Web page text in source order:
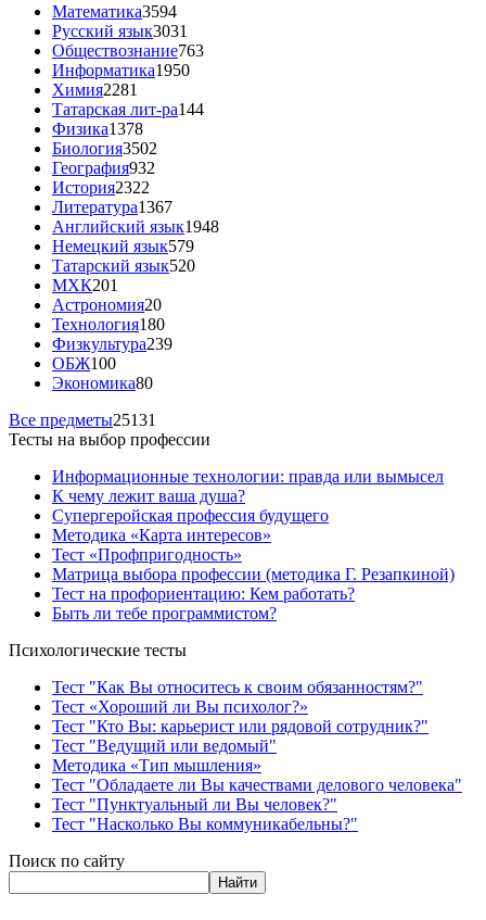
Математика3594
Русский язык3031
Обществознание763
Информатика1950
Химия2281
Татарская лит-ра144
Физика1378
Биология3502
География932
История2322
Литература1367
Английский язык1948
Немецкий язык579
Татарский язык520
МХК201
Астрономия20
Технология180
Физкультура239
ОБЖ100
Экономика80
Все предметы25131
Тесты на выбор профессии
Информационные технологии: правда или вымысел
К чему лежит ваша душа?
Супергеройская профессия будущего
Методика «Карта интересов»
Тест «Профпригодность»
Матрица выбора профессии (методика Г. Резапкиной)
Тест на профориентацию: Кем работать?
Быть ли тебе программистом?
Психологические тесты
Тест "Как Вы относитесь к своим обязанностям?"
Тест «Хороший ли Вы психолог?»
Тест "Кто Вы: карьерист или рядовой сотрудник?"
Тест "Ведущий или ведомый"
Методика «Тип мышления»
Тест "Обладаете ли Вы качествами делового человека"
Тест "Пунктуальный ли Вы человек?"
Тест "Насколько Вы коммуникабельны?"
Поиск по сайту
Найти